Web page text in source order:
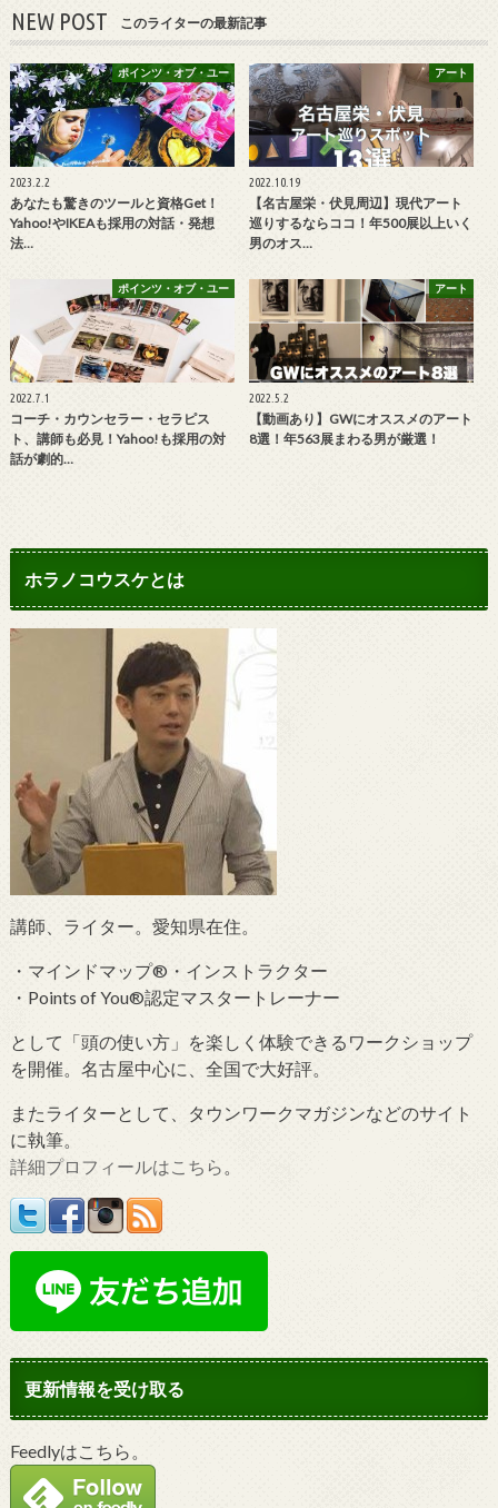
NEW POST このライターの最新記事
ポインツ・オブ・ユー
2023.2.2
あなたも驚きのツールと資格Get！
Yahoo!やIKEAも採用の対話・発想
法…
アート
2022.10.19
【名古屋栄・伏見周辺】現代アート
巡りするならココ！年500展以上いく
男のオス…
ポインツ・オブ・ユー
2022.7.1
コーチ・カウンセラー・セラピス
ト、講師も必見！Yahoo!も採用の対
話が劇的…
アート
2022.5.2
【動画あり】GWにオススメのアート
8選！年563展まわる男が厳選！
ホラノコウスケとは
講師、ライター。愛知県在住。
・マインドマップ®・インストラクター
・Points of You®認定マスタートレーナー
として「頭の使い方」を楽しく体験できるワークショップ
を開催。名古屋中心に、全国で大好評。
またライターとして、タウンワークマガジンなどのサイト
に執筆。
詳細プロフィールはこちら
更新情報を受け取る
Feedlyはこちら。